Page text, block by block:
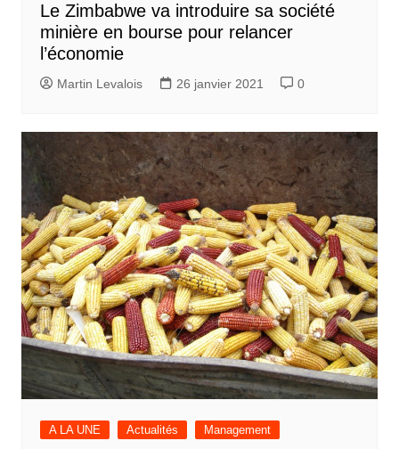
Le Zimbabwe va introduire sa société
minière en bourse pour relancer
l’économie
Martin Levalois 26 janvier 2021 0
A LA UNE Actualités Management